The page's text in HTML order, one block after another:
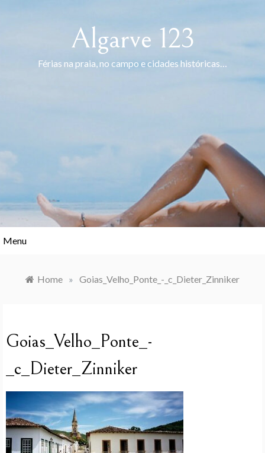
Algarve 123
Férias na praia, no campo e cidades históricas…
Menu
Home » Goias_Velho_Ponte_-_c_Dieter_Zinniker
Goias_Velho_Ponte_-
_c_Dieter_Zinniker